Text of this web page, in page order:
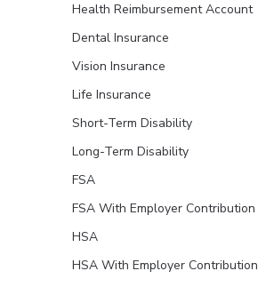
Health Reimbursement Account
Dental Insurance
Vision Insurance
Life Insurance
Short-Term Disability
Long-Term Disability
FSA
FSA With Employer Contribution
HSA
HSA With Employer Contribution